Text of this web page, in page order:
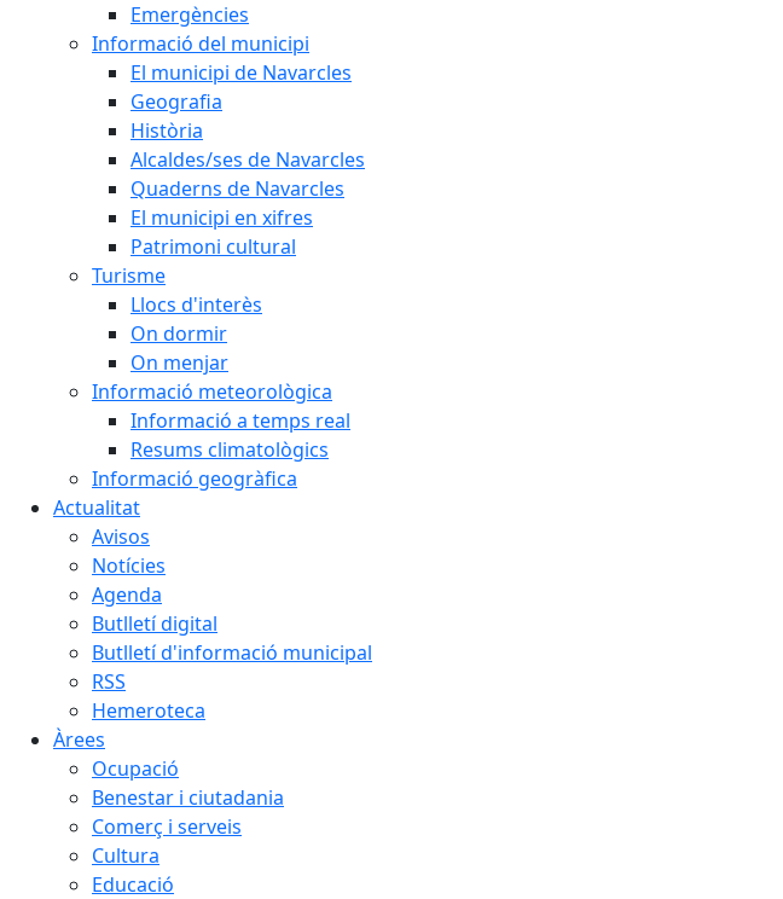
Emergències
Informació del municipi
El municipi de Navarcles
Geografia
Història
Alcaldes/ses de Navarcles
Quaderns de Navarcles
El municipi en xifres
Patrimoni cultural
Turisme
Llocs d'interès
On dormir
On menjar
Informació meteorològica
Informació a temps real
Resums climatològics
Informació geogràfica
Actualitat
Avisos
Notícies
Agenda
Butlletí digital
Butlletí d'informació municipal
RSS
Hemeroteca
Àrees
Ocupació
Benestar i ciutadania
Comerç i serveis
Cultura
Educació